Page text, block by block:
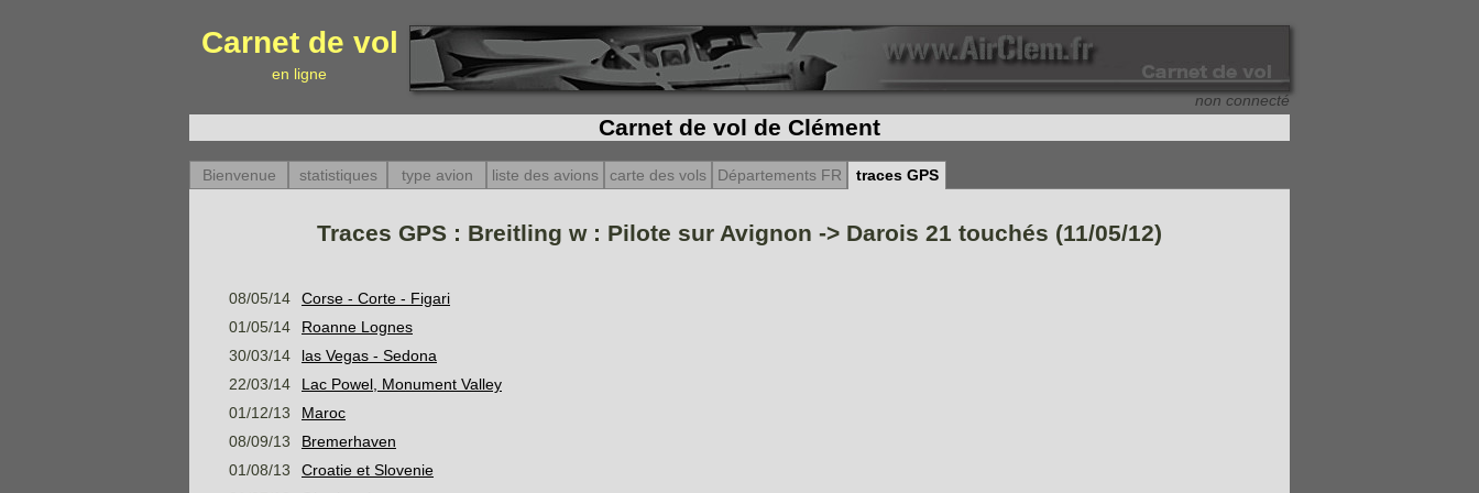
Carnet de vol
en ligne
non connecté
Carnet de vol de Clément
Bienvenue statistiques type avion liste des avions carte des vols Départements FR traces GPS
Traces GPS : Breitling w : Pilote sur Avignon -> Darois 21 touchés (11/05/12)
08/05/14
Corse - Corte - Figari
01/05/14
Roanne Lognes
30/03/14
las Vegas - Sedona
22/03/14
Lac Powel, Monument Valley
01/12/13
Maroc
08/09/13
Bremerhaven
01/08/13
Croatie et Slovenie